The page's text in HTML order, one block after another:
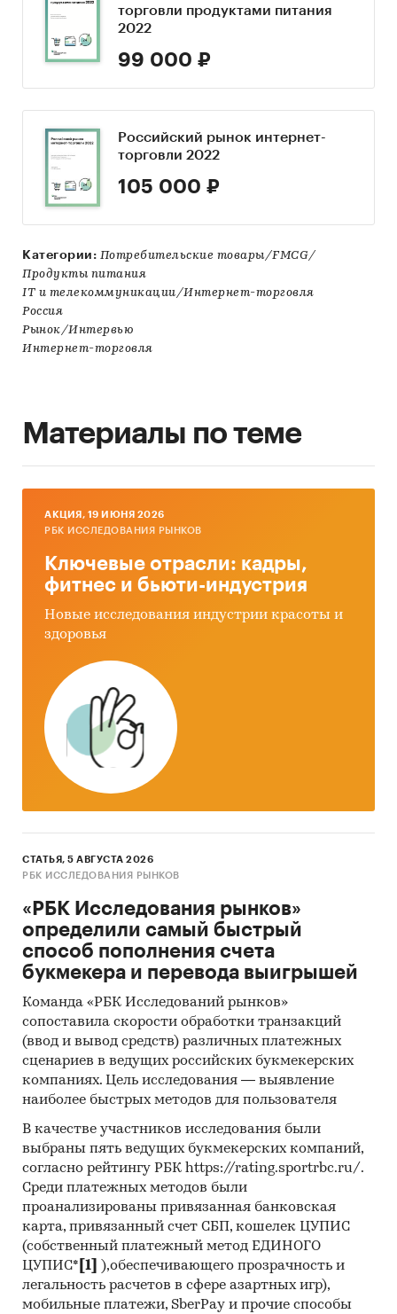
торговли продуктами питания
2022
99 000 ₽
Российский рынок интернет-
торговли 2022
105 000 ₽
Категории: Потребительские товары/FMCG/
Продукты питания
IT и телекоммуникации/Интернет-торговля
Россия
Рынок/Интервью
Интернет-торговля
Материалы по теме
AКЦИЯ, 19 ИЮНЯ 2026
РБК ИССЛЕДОВАНИЯ РЫНКОВ
Ключевые отрасли: кадры,
фитнес и бьюти-индустрия
Новые исследования индустрии красоты и
здоровья
СТАТЬЯ, 5 АВГУСТА 2026
РБК ИССЛЕДОВАНИЯ РЫНКОВ
«РБК Исследования рынков»
определили самый быстрый
способ пополнения счета
букмекера и перевода выигрышей
Команда «РБК Исследований рынков»
сопоставила скорости обработки транзакций
(ввод и вывод средств) различных платежных
сценариев в ведущих российских букмекерских
компаниях. Цель исследования — выявление
наиболее быстрых методов для пользователя
В качестве участников исследования были
выбраны пять ведущих букмекерских компаний,
согласно рейтингу РБК https://rating.sportrbc.ru/.
Среди платежных методов были
проанализированы привязанная банковская
карта, привязанный счет СБП, кошелек ЦУПИС
(собственный платежный метод ЕДИНОГО
ЦУПИС* [1]
),обеспечивающего прозрачность и
легальность расчетов в сфере азартных игр),
мобильные платежи, SberPay и прочие способы